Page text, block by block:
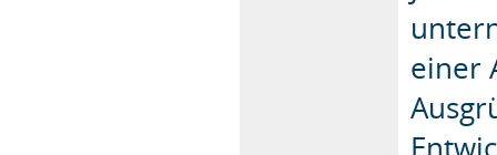
einer